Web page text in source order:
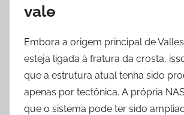
vale
Embora a origem principal de
esteja ligada à fratura da crosta,
que a estrutura atual tenha sido
apenas por tectônica. A própria
que o sistema pode ter sido